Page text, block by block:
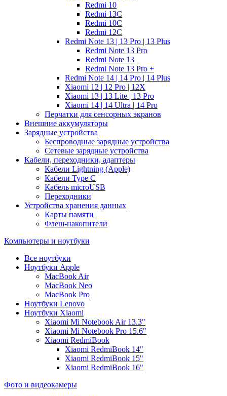
Redmi 10
Redmi 13C
Redmi 10C
Redmi 12C
Redmi Note 13 | 13 Pro | 13 Plus
Redmi Note 13 Pro
Redmi Note 13
Redmi Note 13 Pro +
Redmi Note 14 | 14 Pro | 14 Plus
Xiaomi 12 | 12 Pro | 12X
Xiaomi 13 | 13 Lite | 13 Pro
Xiaomi 14 | 14 Ultra | 14 Pro
Перчатки для сенсорных экранов
Внешние аккумуляторы
Зарядные устройства
Беспроводные зарядные устройства
Сетевые зарядные устройства
Кабели, переходники, адаптеры
Кабели Lightning (Apple)
Кабели Type C
Кабель microUSB
Переходники
Устройства хранения данных
Карты памяти
Флеш-накопители
Компьютеры и ноутбуки
Все ноутбуки
Ноутбуки Apple
MacBook Air
MacBook Neo
MacBook Pro
Ноутбуки Lenovo
Ноутбуки Xiaomi
Xiaomi Mi Notebook Air 13.3"
Xiaomi Mi Notebook Pro 15.6"
Xiaomi RedmiBook
Xiaomi RedmiBook 14"
Xiaomi RedmiBook 15"
Xiaomi RedmiBook 16"
Фото и видеокамеры